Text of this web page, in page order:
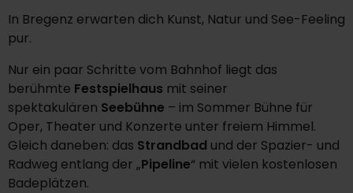
In Bregenz erwarten dich Kunst, Natur und See-Feeling
pur.
Nur ein paar Schritte vom Bahnhof liegt das
berühmte Festspielhaus mit seiner
spektakulären Seebühne – im Sommer Bühne für
Oper, Theater und Konzerte unter freiem Himmel.
Gleich daneben: das Strandbad und der Spazier- und
Radweg entlang der „Pipeline“ mit vielen kostenlosen
Badeplätzen.